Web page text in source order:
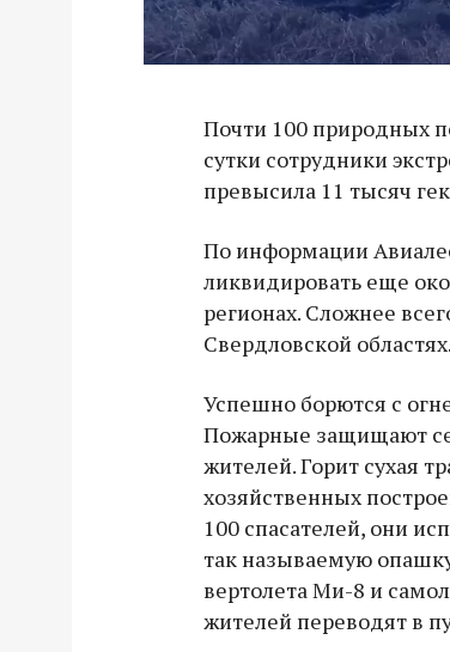
Почти 100 природных
сутки сотрудники
превысила 11 тысяч
По информации
ликвидировать еще
регионах. Сложнее
Свердловской областях.
Успешно борются с
Пожарные защищают
жителей. Горит сухая
хозяйственных
100 спасателей, они
так называемую
вертолета Ми-8 и
жителей переводят в